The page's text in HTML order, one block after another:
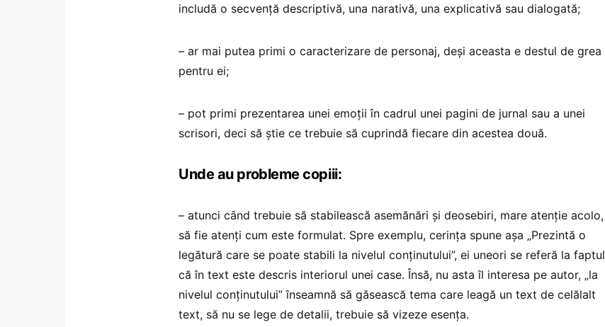
includă o secvență descriptivă, una narativă, una explicativă sau dialogată;
– ar mai putea primi o caracterizare de personaj, deși aceasta e destul de grea
pentru ei;
– pot primi prezentarea unei emoții în cadrul unei pagini de jurnal sau a unei
scrisori, deci să știe ce trebuie să cuprindă fiecare din acestea două.
Unde au probleme copiii:
– atunci când trebuie să stabilească asemănări și deosebiri, mare atenție acolo,
să fie atenți cum este formulat. Spre exemplu, cerința spune așa „Prezintă o
legătură care se poate stabili la nivelul conținutului”, ei uneori se referă la faptul
că în text este descris interiorul unei case. Însă, nu asta îl interesa pe autor, „la
nivelul conținutului” înseamnă să găsească tema care leagă un text de celălalt
text, să nu se lege de detalii, trebuie să vizeze esența.